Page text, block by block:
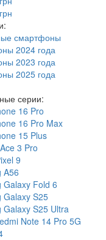
смартфоны
2024 года
2023 года
2025 года
серии:
16 Pro
16 Pro Max
15 Plus
3 Pro
9
A56
Galaxy Fold 6
Galaxy S25
Galaxy S25 Ultra
Note 14 Pro 5G